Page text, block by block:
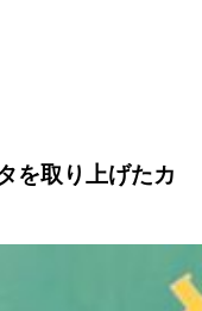
を取り上げたカ